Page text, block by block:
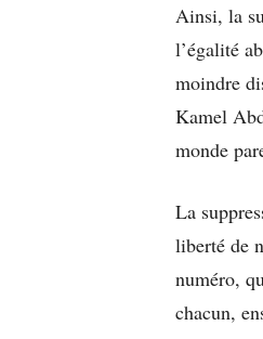
Ainsi, la
l’égalité
moindre
Kamel
monde
La
liberté de
numéro,
chacun,